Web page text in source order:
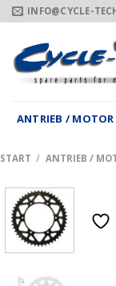
Zum
Inhalt
springen
INFO@CYCLE-
ANTRIEB /
START / ANTRIEB /